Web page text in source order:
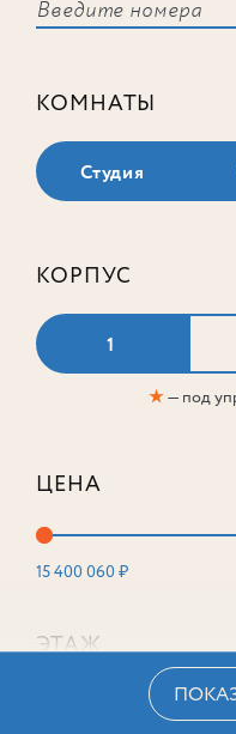
КОМНАТЫ
Студия
КОРПУС
1
★— под
ЦЕНА
15 400 060 ₽
ЭТАЖ